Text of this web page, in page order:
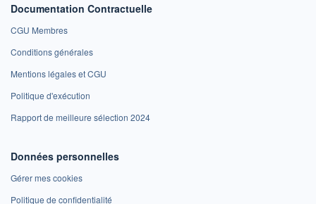
Documentation Contractuelle
CGU Membres
Conditions générales
Mentions légales et CGU
Politique d'exécution
Rapport de meilleure sélection 2024
Données personnelles
Gérer mes cookies
Politique de confidentialité